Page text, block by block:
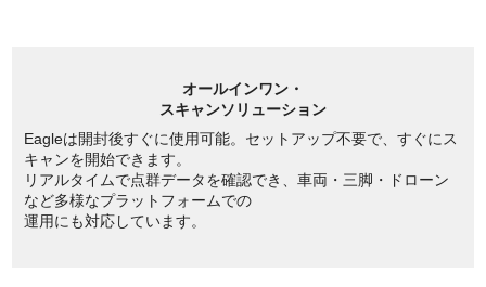
オールインワン・
スキャンソリューション
Eagleは開封後すぐに使用可能。セットアップ不要で、すぐにス
キャンを開始できます。
リアルタイムで点群データを確認でき、車両・三脚・ドローン
など多様なプラットフォームでの
運用にも対応しています。